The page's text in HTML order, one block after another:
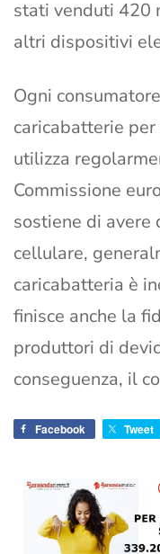
stati venduti 420
altri dispositivi
Ogni
caricabatterie
utilizza
Commissione
sostiene di
cellulare,
caricabatteria è
finisce anche la
produttori di
conseguenza, il
Facebook Tweet